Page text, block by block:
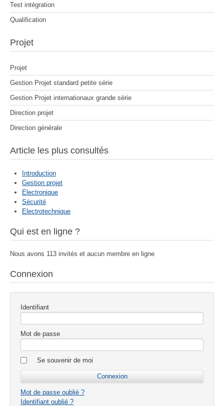
Test intégration
Qualification
Projet
Projet
Gestion Projet standard petite série
Gestion Projet internationaux grande série
Direction projet
Direction générale
Article les plus consultés
Introduction
Gestion projet
Electronique
Sécurité
Electrotechnique
Qui est en ligne ?
Nous avons 113 invités et aucun membre en ligne
Connexion
Identifiant
Mot de passe
Se souvenir de moi
Mot de passe oublié ?
Identifiant oublié ?